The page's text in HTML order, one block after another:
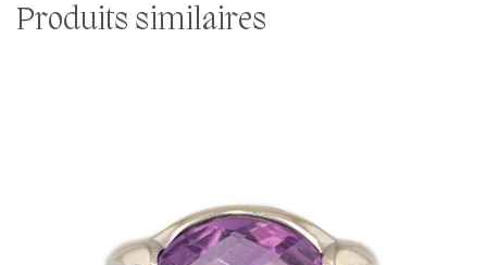
Produits similaires